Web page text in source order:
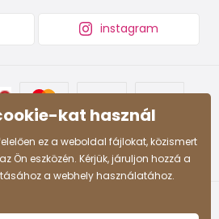
instagram
kat használ
ez a weboldal fájlokat, közismert
Ön eszközén. Kérjük, járuljon hozzá a
a webhely használatához.